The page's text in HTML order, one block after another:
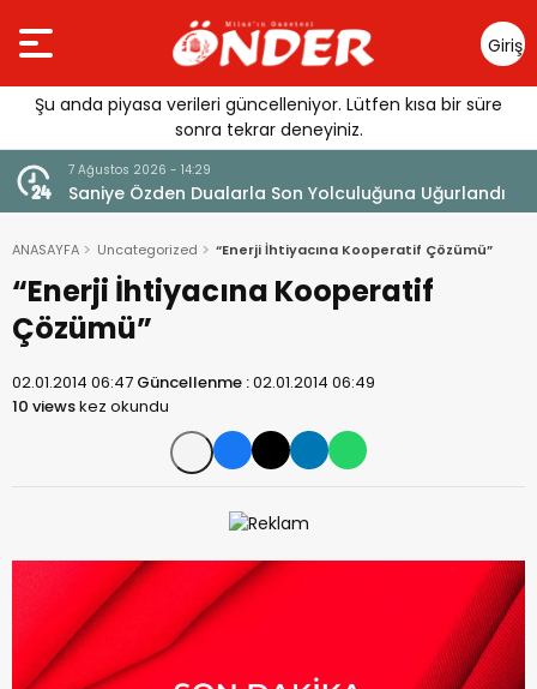
Giriş
Yap
Şu anda piyasa verileri güncelleniyor. Lütfen kısa bir süre
sonra tekrar deneyiniz.
Son Yolculuğuna Uğurlandı Tercih Döneminde
ANASAYFA Uncategorized “Enerji İhtiyacına Kooperatif Çözümü”
“Enerji İhtiyacına Kooperatif
Çözümü”
02.01.2014 06:47 Güncellenme :02.01.2014 06:49
10 viewskez okundu